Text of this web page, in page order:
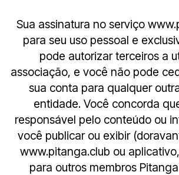
Sua assinatura no serviço
para seu uso pessoal e
pode autorizar terceiros a
associação, e você não pode
sua conta para qualquer
entidade. Você concorda
responsável pelo conteúdo ou
você publicar ou exibir
www.pitanga.club ou
para outros membros